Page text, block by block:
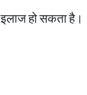
इलाज हो सकता है।